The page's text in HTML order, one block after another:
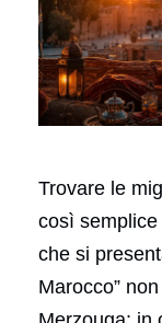
Trovare le
così
che si
Marocco”